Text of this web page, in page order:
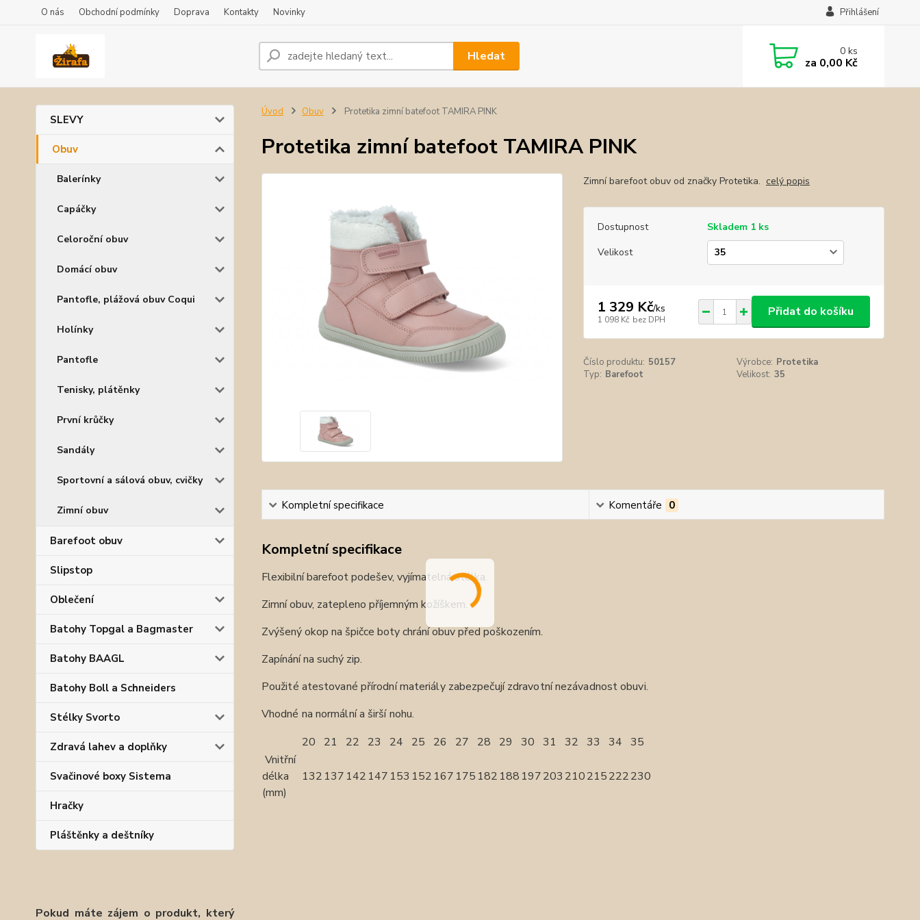
O nás Obchodní podmínky Doprava Kontakty Novinky Přihlášení
Hledat 0ks
za 0,00 Kč
SLEVY
Obuv
Balerínky
Capáčky
Celoroční obuv
Domácí obuv
Pantofle, plážová obuv Coqui
Holínky
Pantofle
Tenisky, plátěnky
První krůčky
Sandály
Sportovní a sálová obuv, cvičky
Zimní obuv
Barefoot obuv
Slipstop
Oblečení
Batohy Topgal a Bagmaster
Batohy BAAGL
Batohy Boll a Schneiders
Stélky Svorto
Zdravá lahev a doplňky
Svačinové boxy Sistema
Hračky
Pláštěnky a deštníky
Pokud máte zájem o produkt, který
Úvod Obuv Protetika zimní batefoot TAMIRA PINK
Protetika zimní batefoot TAMIRA PINK
Zimní barefoot obuv od značky Protetika. celý popis
Dostupnost
Skladem 1 ks
Velikost
1 329 Kč/ks
1 098 Kč bez DPH
Přidat do košíku
Číslo produktu: 50157 Výrobce: Protetika
Typ: Barefoot Velikost: 35
Kompletní specifikace Komentáře 0
Kompletní specifikace
Flexibilní barefoot podešev, vyjímatelná stélka.
Zimní obuv, zatepleno příjemným kožíškem.
Zvýšený okop na špičce boty chrání obuv před poškozením.
Zapínání na suchý zip.
Použité atestované přírodní materiály zabezpečují zdravotní nezávadnost obuvi.
Vhodné na normální a širší nohu.
20
21 22 23 24 25 26 27 28 29 30 31 32 33 34 35
Vnitřní
délka
(mm)
132 137 142 147 153 152 167 175 182 188 197203 210215222230